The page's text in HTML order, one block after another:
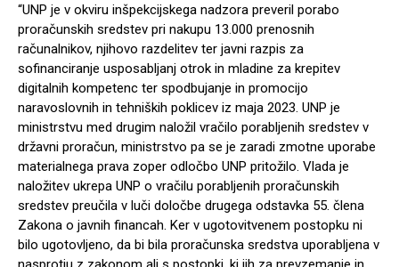
“UNP je v okviru inšpekcijskega nadzora preveril porabo
proračunskih sredstev pri nakupu 13.000 prenosnih
računalnikov, njihovo razdelitev ter javni razpis za
sofinanciranje usposabljanj otrok in mladine za krepitev
digitalnih kompetenc ter spodbujanje in promocijo
naravoslovnih in tehniških poklicev iz maja 2023. UNP je
ministrstvu med drugim naložil vračilo porabljenih sredstev v
državni proračun, ministrstvo pa se je zaradi zmotne uporabe
materialnega prava zoper odločbo UNP pritožilo. Vlada je
naložitev ukrepa UNP o vračilu porabljenih proračunskih
sredstev preučila v luči določbe drugega odstavka 55. člena
Zakona o javnih financah. Ker v ugotovitvenem postopku ni
bilo ugotovljeno, da bi bila proračunska sredstva uporabljena v